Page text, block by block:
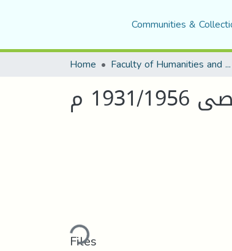
Communities &
Home Faculty of Humanities and Social Sciences
م
Loading...
Files